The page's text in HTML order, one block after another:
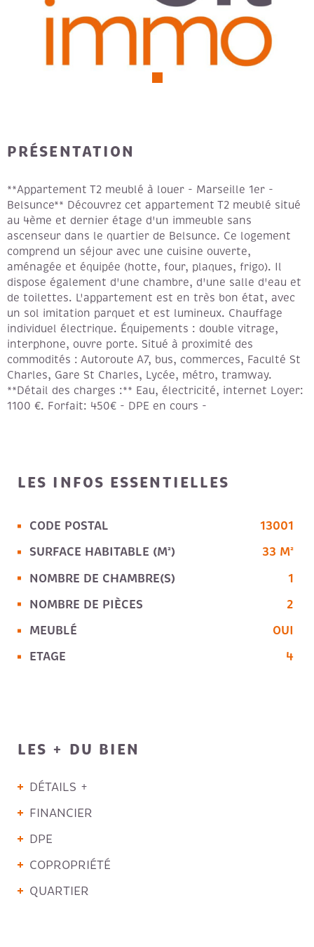
PRÉSENTATION
**Appartement T2 meublé à louer - Marseille 1er -
Belsunce** Découvrez cet appartement T2 meublé situé
au 4ème et dernier étage d'un immeuble sans
ascenseur dans le quartier de Belsunce. Ce logement
comprend un séjour avec une cuisine ouverte,
aménagée et équipée (hotte, four, plaques, frigo). Il
dispose également d'une chambre, d'une salle d'eau et
de toilettes. L'appartement est en très bon état, avec
un sol imitation parquet et est lumineux. Chauffage
individuel électrique. Équipements : double vitrage,
interphone, ouvre porte. Situé à proximité des
commodités : Autoroute A7, bus, commerces, Faculté St
Charles, Gare St Charles, Lycée, métro, tramway.
**Détail des charges :** Eau, électricité, internet Loyer:
1100 €. Forfait: 450€ - DPE en cours -
LES INFOS ESSENTIELLES
Caractérisque Valeurs
CODE POSTAL
13001
SURFACE HABITABLE (M²)
33 M²
NOMBRE DE CHAMBRE(S)
1
NOMBRE DE PIÈCES
2
MEUBLÉ
OUI
ETAGE
4
LES + DU BIEN
DÉTAILS +
FINANCIER
DPE
COPROPRIÉTÉ
QUARTIER